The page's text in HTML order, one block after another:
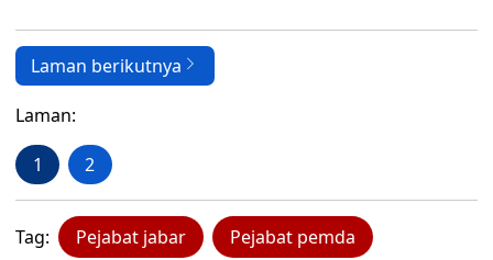
Laman berikutnya
Laman:
1 2
Tag: Pejabat jabar Pejabat pemda